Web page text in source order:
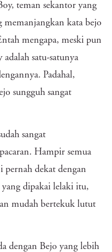
teman sekantor yang
memanjangkan kata bejo
mengapa, meski pun
satu-satunya
Padahal,
sungguh sangat
sangat
Hampir semua
pernah dekat dengan
dipakai lelaki itu,
mudah bertekuk lutut
dengan Bejo yang lebih